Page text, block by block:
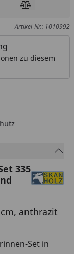
Produkt
Artikel-Nr.: 1010992
zu diesem
335
anthrazit
Set in